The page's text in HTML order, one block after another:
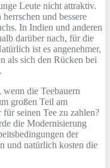
Leute nicht attraktiv.
und bessere
In Indien und anderen
darüber nach, für die
ist es angenehmer,
als sich den Rücken bei
die Teebauern
großen Teil am
seinen Tee zu zahlen?
die Modernisierung
der
und natürlich kosten die